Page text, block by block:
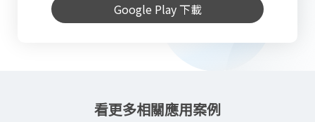
Google Play 下載
看更多相關應用案例